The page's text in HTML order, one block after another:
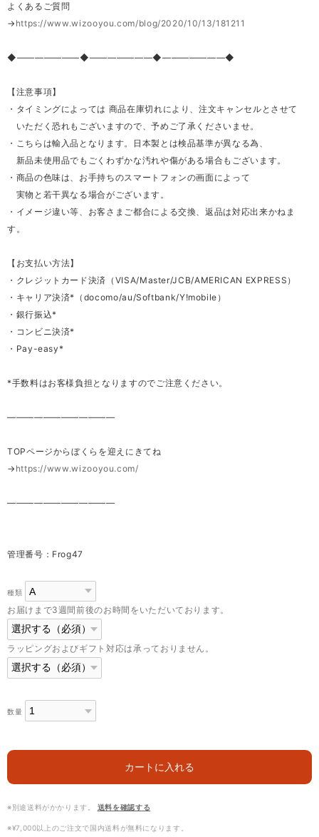
よくあるご質問
→ https://www.wizooyou.com/blog/2020/10/13/181211
◆―――――――◆―――――――◆―――――――◆
【注意事項】
・タイミングによっては 商品在庫切れにより、注文キャンセルとさせて
いただく恐れもございますので、予めご了承くださいませ。
・こちらは輸入品となります。日本製とは検品基準が異なる為、
新品未使用品でもごくわずかな汚れや傷がある場合もございます。
・商品の色味は、お手持ちのスマートフォンの画面によって
実物と若干異なる場合がございます。
・イメージ違い等、お客さまご都合による交換、返品は対応出来かねま
す。
【お支払い方法】
・クレジットカード決済（VISA/Master/JCB/AMERICAN EXPRESS）
・キャリア決済*（docomo/au/Softbank/Y!mobile）
・銀行振込*
・コンビニ決済*
・Pay-easy*
*手数料はお客様負担となりますのでご注意ください。
————————————
TOPページからぼくらを迎えにきてね
→ https://www.wizooyou.com/
————————————
管理番号：Frog47
種類
お届けまで3週間前後のお時間をいただいております。
ラッピングおよびギフト対応は承っておりません。
数量
カートに入れる
※別途送料がかかります。 送料を確認する
※¥7,000以上のご注文で国内送料が無料になります。